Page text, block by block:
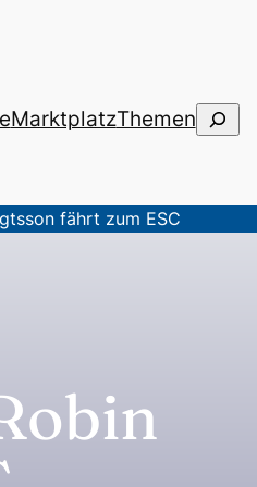
MarktplatzThemenSuchen
fährt zum ESC